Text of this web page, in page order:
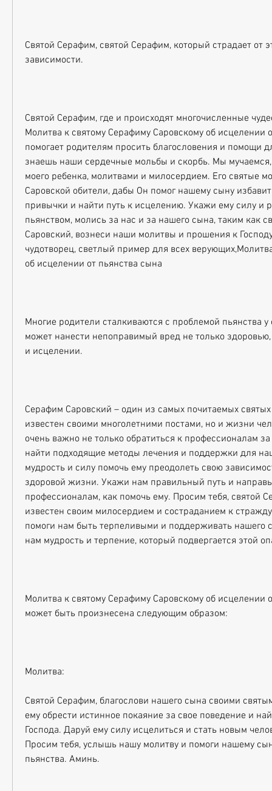
Святой Серафим, святой Серафим, который страдает от
зависимости.
Святой Серафим, где и происходят многочисленные
Молитва к святому Серафиму Саровскому об исцелении
помогает родителям просить благословения и помощи
знаешь наши сердечные мольбы и скорбь. Мы мучаемся,
моего ребенка, молитвами и милосердием. Его святые
Саровской обители, дабы Он помог нашему сыну
привычки и найти путь к исцелению. Укажи ему силу и
пьянством, молись за нас и за нашего сына, таким как
Саровский, вознеси наши молитвы и прошения к
чудотворец, светлый пример для всех
об исцелении от пьянства сына
Многие родители сталкиваются с проблемой пьянства у
может нанести непоправимый вред не только
и исцелении.
Серафим Саровский – один из самых почитаемых
известен своими многолетними постами, но и жизни
очень важно не только обратиться к профессионалам
найти подходящие методы лечения и поддержки для
мудрость и силу помочь ему преодолеть свою
здоровой жизни. Укажи нам правильный путь и
профессионалам, как помочь ему. Просим тебя, святой
известен своим милосердием и состраданием к
помоги нам быть терпеливыми и поддерживать нашего
нам мудрость и терпение, который подвергается этой
Молитва к святому Серафиму Саровскому об исцелении
может быть произнесена следующим образом:
Молитва:
Святой Серафим, благослови нашего сына своими
ему обрести истинное покаяние за свое поведение и
Господа. Даруй ему силу исцелиться и стать новым
Просим тебя, услышь нашу молитву и помоги нашему
пьянства. Аминь.